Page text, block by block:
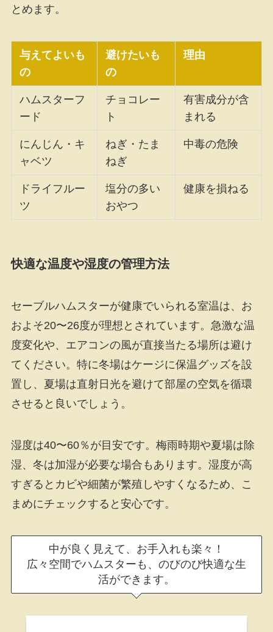
とめます。
与えてよいも
の
避けたいも
の
理由
ハムスターフ
ード
チョコレー
ト
有害成分が含
まれる
にんじん・キ
ャベツ
ねぎ・たま
ねぎ
中毒の危険
ドライフルー
ツ
塩分の多い
おやつ
健康を損ねる
快適な温度や湿度の管理方法
セーブルハムスターが健康でいられる室温は、お
およそ20〜26度が理想とされています。急激な温
度変化や、エアコンの風が直接当たる場所は避け
てください。特に冬場はケージに保温グッズを設
置し、夏場は直射日光を避けて部屋の空気を循環
させると良いでしょう。
湿度は40〜60％が目安です。梅雨時期や夏場は除
湿、冬は加湿が必要な場合もあります。湿度が高
すぎるとカビや細菌が繁殖しやすくなるため、こ
まめにチェックすると安心です。
中が良く見えて、お手入れも楽々！
広々空間でハムスターも、のびのび快適な生
活ができます。